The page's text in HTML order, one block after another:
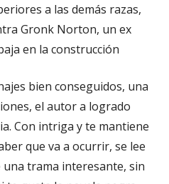
a las demás razas,
Gronk Norton, un ex
en la construcción
bien conseguidos, una
el autor a logrado
Con intriga y te mantiene
que va a ocurrir, se lee
trama interesante, sin